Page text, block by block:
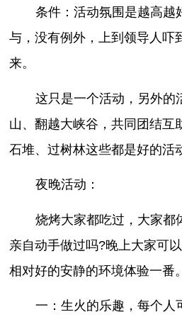
条件：活动氛围是越高越
与，没有例外，上到领导人吓
来。
这只是一个活动，另外的
山、翻越大峡谷，共同团结互
石堆、过树林这些都是好的活
夜晚活动：
烧烤大家都吃过，大家都
亲自动手做过吗?晚上大家可
相对好的安静的环境体验一番。
一：生火的乐趣，每个人